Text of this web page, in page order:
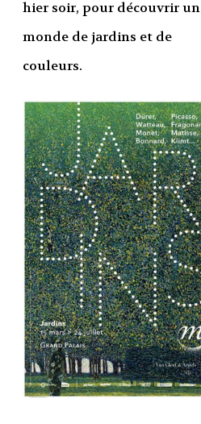
hier soir, pour découvrir un
monde de jardins et de
couleurs.